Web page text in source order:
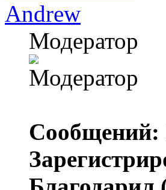
Andrew
Модератор
Сообщений: